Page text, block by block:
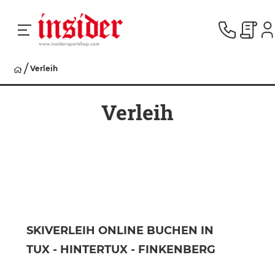
RACING
DAMEN
Verleih
Verleih
SKIVERLEIH ONLINE BUCHEN IN
TUX - HINTERTUX - FINKENBERG